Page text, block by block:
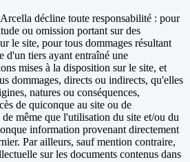
décline toute responsabilité : pour
ou omission portant sur des
le site, pour tous dommages résultant
d'un tiers ayant entraîné une
mises à la disposition sur le site, et
dommages, directs ou indirects, qu'elles
natures ou conséquences,
de quiconque au site ou de
même que l'utilisation du site et/ou du
information provenant directement
Par ailleurs, sauf mention contraire,
sur les documents contenus dans